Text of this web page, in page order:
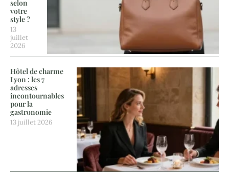
selon
votre
style ?
13
juillet
2026
Hôtel de charme
Lyon : les 7
adresses
incontournables
pour la
gastronomie
13 juillet 2026